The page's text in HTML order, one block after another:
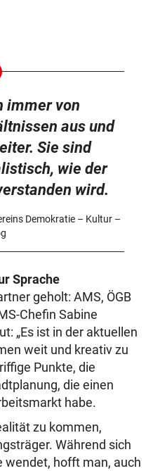
immer von
aus und
Sie sind
wie der
wird.
Demokratie – Kultur –
Sprache
geholt: AMS, ÖGB
Chefin Sabine
„Es ist in der aktuellen
weit und kreativ zu
Punkte, die
die einen
habe.
zu kommen,
Während sich
wendet, hofft man, auch